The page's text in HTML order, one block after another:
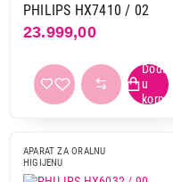
PHILIPS HX7410 / 02
23.999,00
APARAT ZA ORALNU
HIGIJENU